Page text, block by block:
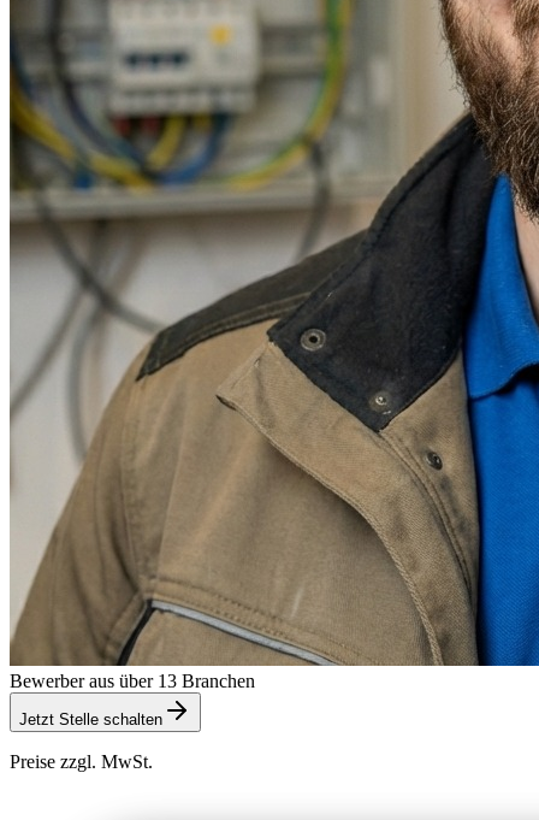
Bewerber aus über 13 Branchen
Jetzt Stelle schalten
Preise zzgl. MwSt.